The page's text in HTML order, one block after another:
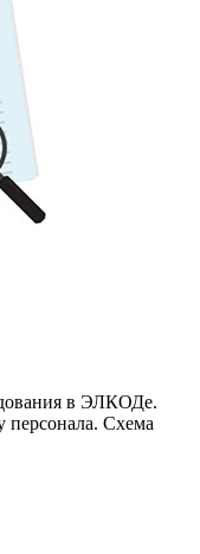
в ЭЛКОДе.
персонала. Схема